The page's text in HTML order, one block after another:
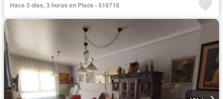
Hace 3 días, 3 horas en Pisos - 516718